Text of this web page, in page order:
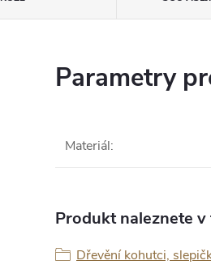
Parametry
Materiál:
Produkt naleznete
Dřevění kohutci,